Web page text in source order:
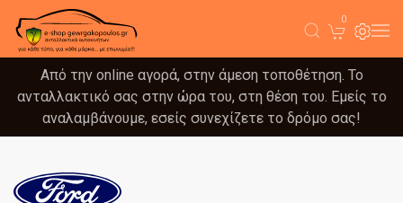
0
Από την online αγορά, στην άμεση τοποθέτηση. Το
ανταλλακτικό σας στην ώρα του, στη θέση του. Εμείς το
αναλαμβάνουμε, εσείς συνεχίζετε το δρόμο σας!